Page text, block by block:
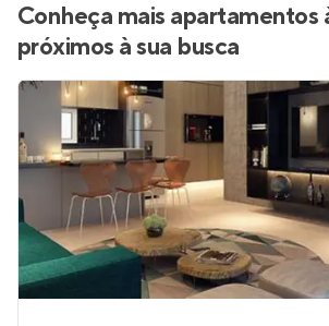
Conheça mais apartamentos
próximos à sua busca